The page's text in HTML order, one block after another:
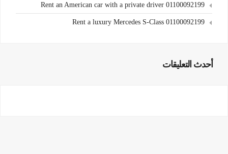
Rent an American car with a private driver 01100092199
Rent a luxury Mercedes S-Class 01100092199
أحدث التعليقات